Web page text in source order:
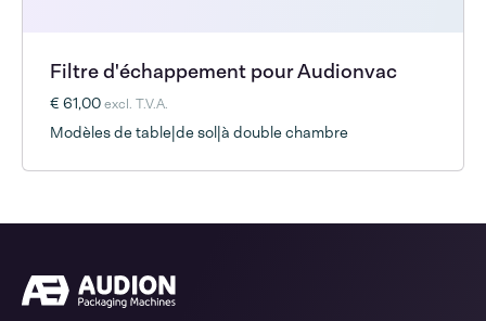
Filtre d'échappement pour Audionvac
€ 61,00excl. T.V.A.
Modèles de table|de sol|à double chambre